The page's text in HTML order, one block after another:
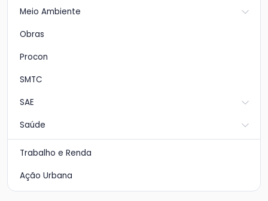
Meio Ambiente
Obras
Procon
SMTC
SAE
Saúde
Trabalho e Renda
Ação Urbana